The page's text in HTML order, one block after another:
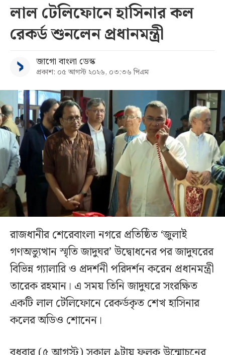
লাল টেলিফোনে হাসিনার কল
রেকর্ড শুনলেন প্রধানমন্ত্রী
জাগো বাংলা ডেস্ক
প্রকাশ: ০৫ আগস্ট ২০২৬, ০৩:৩৬ পিএম
রাজধানীর শেরেবাংলা নগরে প্রতিষ্ঠিত ‘জুলাই
গণঅভ্যুত্থান স্মৃতি জাদুঘর’ উদ্বোধনের পর জাদুঘরের
বিভিন্ন গ্যালারি ও প্রদর্শনী পরিদর্শন করেন প্রধানমন্ত্রী
তারেক রহমান। এ সময় তিনি জাদুঘরে সংরক্ষিত
একটি লাল টেলিফোনে রেকর্ডকৃত শেখ হাসিনার
কলের অডিও শোনেন।